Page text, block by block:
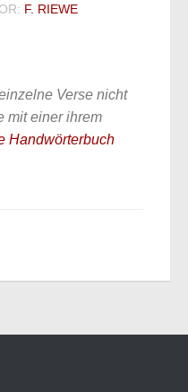
F. RIEWE
Verse nicht
mit einer ihrem
Handwörterbuch